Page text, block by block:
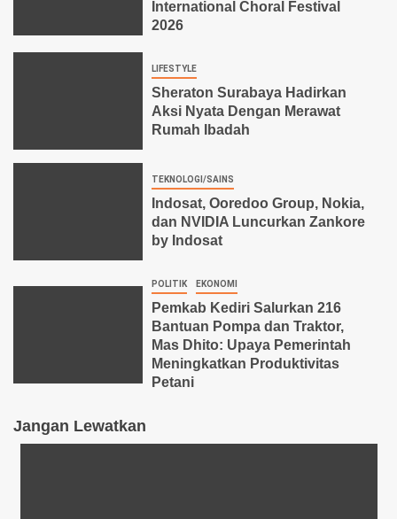
International Choral Festival
2026
LIFESTYLE
Sheraton Surabaya Hadirkan
Aksi Nyata Dengan Merawat
Rumah Ibadah
TEKNOLOGI/SAINS
Indosat, Ooredoo Group, Nokia,
dan NVIDIA Luncurkan Zankore
by Indosat
POLITIK EKONOMI
Pemkab Kediri Salurkan 216
Bantuan Pompa dan Traktor,
Mas Dhito: Upaya Pemerintah
Meningkatkan Produktivitas
Petani
Jangan Lewatkan